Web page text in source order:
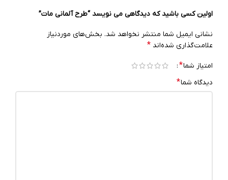
اولین کسی باشید که دیدگاهی می نویسد “طرح آلمانی مات”
نشانی ایمیل شما منتشر نخواهد شد. بخش‌های موردنیاز
علامت‌گذاری شده‌اند *
امتیاز شما*
دیدگاه شما*